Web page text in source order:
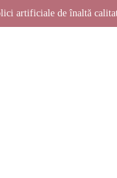
artificiale de înaltă